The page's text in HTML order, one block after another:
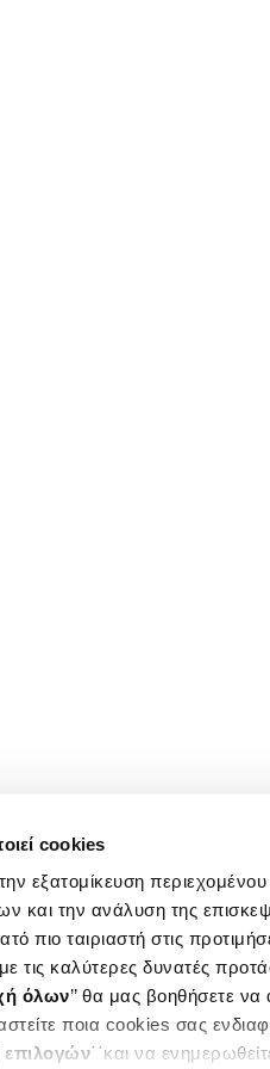
cookies
εξατομίκευση
και την ανάλυση της
πιο ταιριαστή στις
τις καλύτερες δυνατές
όλων’’ θα μας βοηθήσετε
ποια cookies σας
΄΄και να